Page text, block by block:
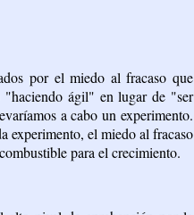
por el miedo al fracaso que
"haciendo ágil" en lugar de "ser
a cabo un experimento.
experimento, el miedo al fracaso
para el crecimiento.